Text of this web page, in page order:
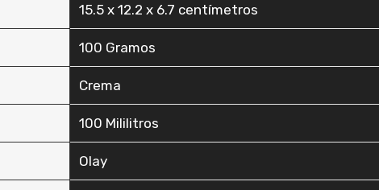
‎15.5 x 12.2 x 6.7 centímetros
‎100 Gramos
‎Crema
‎100 Mililitros
‎Olay